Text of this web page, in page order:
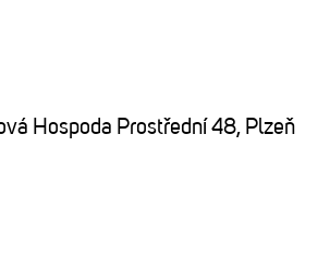
Hospoda Prostřední 48, Plzeň